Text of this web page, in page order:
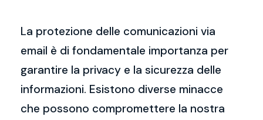
La protezione delle comunicazioni via
email è di fondamentale importanza per
garantire la privacy e la sicurezza delle
informazioni. Esistono diverse minacce
che possono compromettere la nostra